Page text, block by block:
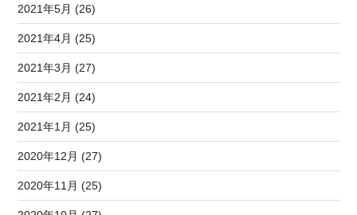
2021年5月 (26)
2021年4月 (25)
2021年3月 (27)
2021年2月 (24)
2021年1月 (25)
2020年12月 (27)
2020年11月 (25)